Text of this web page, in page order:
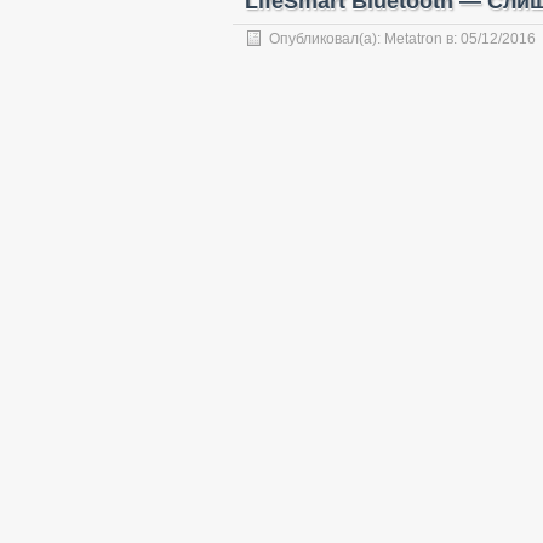
Опубликовал(а): Metatron в: 05/12/2016